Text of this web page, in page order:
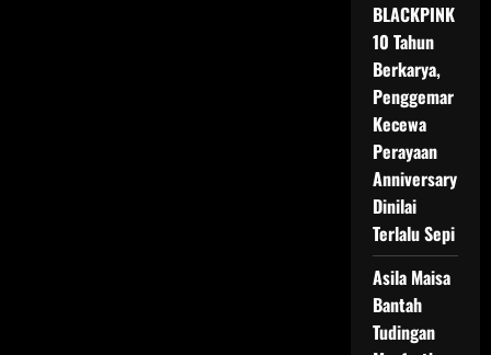
BLACKPINK
10 Tahun
Berkarya,
Penggemar
Kecewa
Perayaan
Anniversary
Dinilai
Terlalu Sepi
Asila Maisa
Bantah
Tudingan